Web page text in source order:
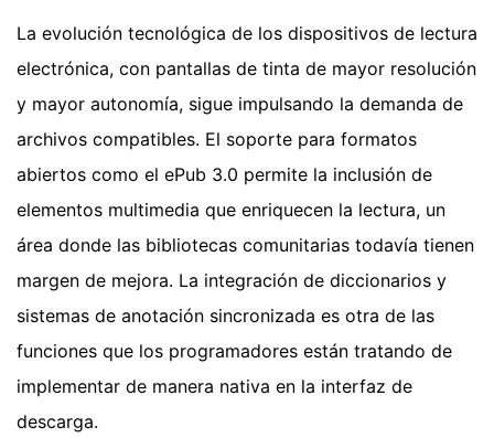
La evolución tecnológica de los dispositivos de lectura
electrónica, con pantallas de tinta de mayor resolución
y mayor autonomía, sigue impulsando la demanda de
archivos compatibles. El soporte para formatos
abiertos como el ePub 3.0 permite la inclusión de
elementos multimedia que enriquecen la lectura, un
área donde las bibliotecas comunitarias todavía tienen
margen de mejora. La integración de diccionarios y
sistemas de anotación sincronizada es otra de las
funciones que los programadores están tratando de
implementar de manera nativa en la interfaz de
descarga.